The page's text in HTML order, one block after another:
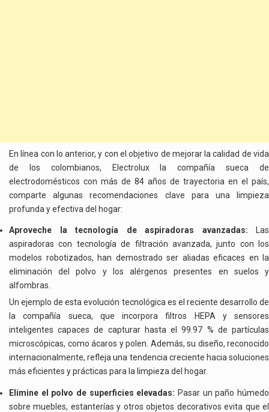
En línea con lo anterior, y con el objetivo de mejorar la calidad de vida
de los colombianos, Electrolux la compañía sueca de
electrodomésticos con más de 84 años de trayectoria en el país,
comparte algunas recomendaciones clave para una limpieza
profunda y efectiva del hogar:
Aproveche la tecnología de aspiradoras avanzadas: Las
aspiradoras con tecnología de filtración avanzada, junto con los
modelos robotizados, han demostrado ser aliadas eficaces en la
eliminación del polvo y los alérgenos presentes en suelos y
alfombras.
Un ejemplo de esta evolución tecnológica es el reciente desarrollo de
la compañía sueca, que incorpora filtros HEPA y sensores
inteligentes capaces de capturar hasta el 99.97 % de partículas
microscópicas, como ácaros y polen. Además, su diseño, reconocido
internacionalmente, refleja una tendencia creciente hacia soluciones
más eficientes y prácticas para la limpieza del hogar.
Elimine el polvo de superficies elevadas: Pasar un paño húmedo
sobre muebles, estanterías y otros objetos decorativos evita que el